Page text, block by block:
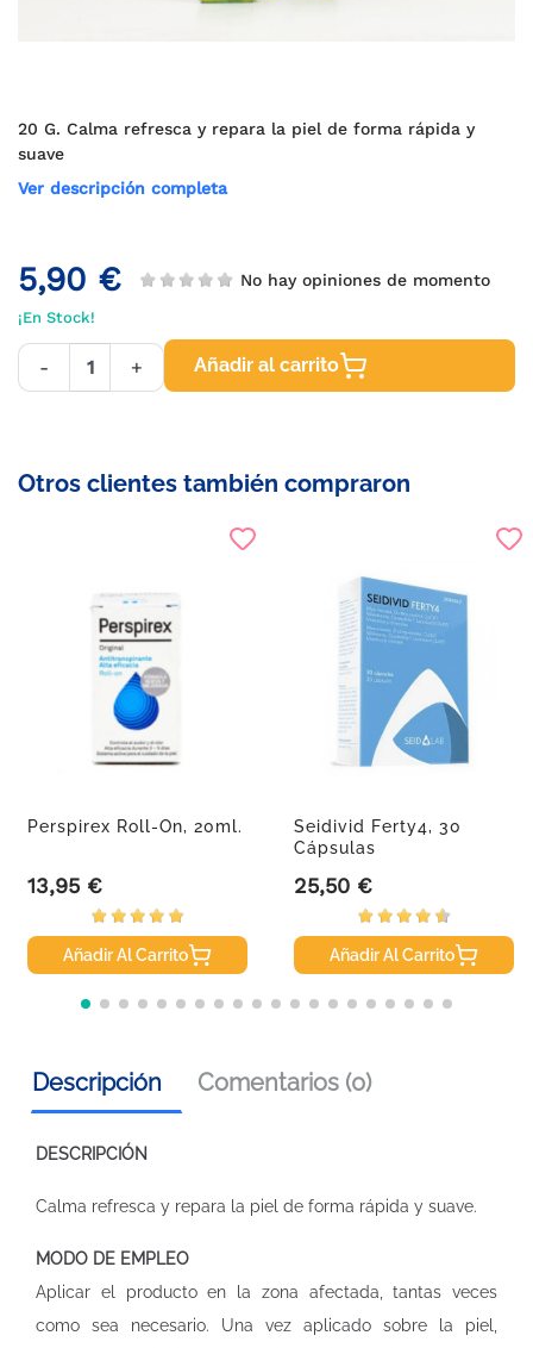
20 G. Calma refresca y repara la piel de forma rápida y
suave
Ver descripción completa
5,90 € No hay opiniones de momento
¡En Stock!
- + Añadir al carrito
Otros clientes también compraron
Perspirex Roll-On, 20ml.
Precio
13,95 €
Añadir Al Carrito
Seidivid Ferty4, 30
Cápsulas
Precio
25,50 €
Añadir Al Carrito
Descripción Comentarios (0)
DESCRIPCIÓN
Calma refresca y repara la piel de forma rápida y suave.
MODO DE EMPLEO
Aplicar el producto en la zona afectada, tantas veces
como sea necesario. Una vez aplicado sobre la piel,